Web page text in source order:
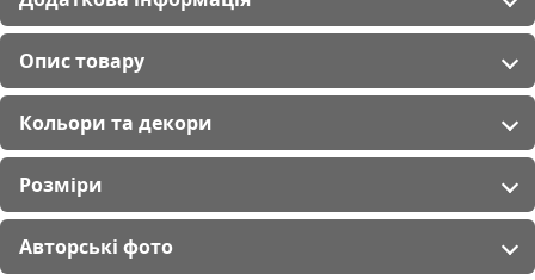
Опис товару
Кольори та декори
Розміри
Авторські фото